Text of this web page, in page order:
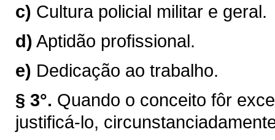
c) Cultura policial militar e geral.
d) Aptidão profissional.
e) Dedicação ao trabalho.
§ 3°. Quando o conceito fôr
justificá-lo,